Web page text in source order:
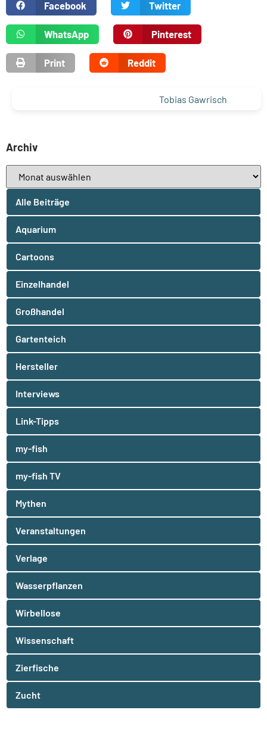
Facebook Twitter
WhatsApp Pinterest
Print Reddit
Tobias Gawrisch
Archiv
Alle Beiträge
Aquarium
Cartoons
Einzelhandel
Großhandel
Gartenteich
Hersteller
Interviews
Link-Tipps
my-fish
my-fish TV
Mythen
Veranstaltungen
Verlage
Wasserpflanzen
Wirbellose
Wissenschaft
Zierfische
Zucht